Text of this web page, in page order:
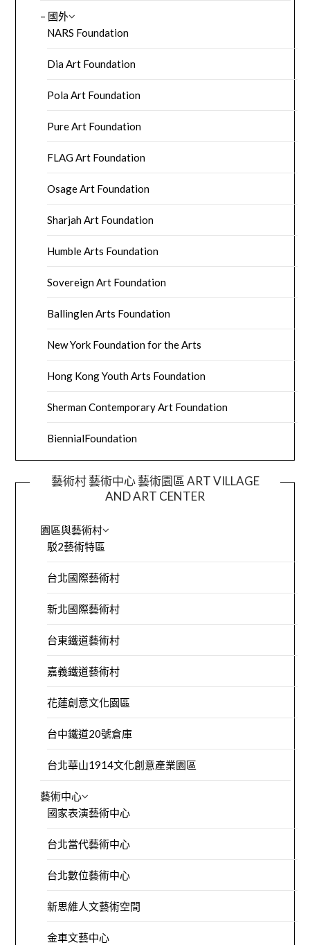
– 國外
NARS Foundation
Dia Art Foundation
Pola Art Foundation
Pure Art Foundation
FLAG Art Foundation
Osage Art Foundation
Sharjah Art Foundation
Humble Arts Foundation
Sovereign Art Foundation
Ballinglen Arts Foundation
New York Foundation for the Arts
Hong Kong Youth Arts Foundation
Sherman Contemporary Art Foundation
BiennialFoundation
藝術村 藝術中心 藝術園區 ART VILLAGE
AND ART CENTER
園區與藝術村
駁2藝術特區
台北國際藝術村
新北國際藝術村
台東鐵道藝術村
嘉義鐵道藝術村
花蓮創意文化園區
台中鐵道20號倉庫
台北華山1914文化創意產業園區
藝術中心
國家表演藝術中心
台北當代藝術中心
台北數位藝術中心
新思維人文藝術空間
金車文藝中心